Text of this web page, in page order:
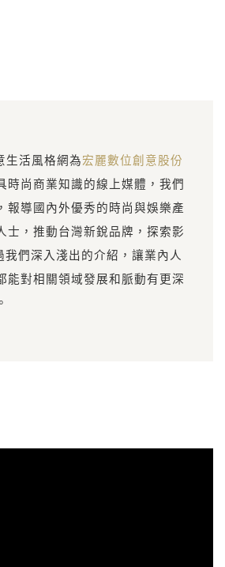
活風格網為宏麗數位創意股份
時尚商業知識的線上媒體，我們
報導國內外優秀的時尚與娛樂產
士，推動台灣新銳品牌，探索影
們深入淺出的介紹，讓業內人
能對相關領域發展和脈動有更深